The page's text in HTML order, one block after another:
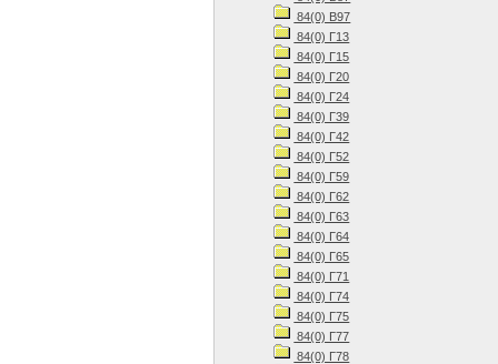
84(0) В97
84(0) Г13
84(0) Г15
84(0) Г20
84(0) Г24
84(0) Г39
84(0) Г42
84(0) Г52
84(0) Г59
84(0) Г62
84(0) Г63
84(0) Г64
84(0) Г65
84(0) Г71
84(0) Г74
84(0) Г75
84(0) Г77
84(0) Г78